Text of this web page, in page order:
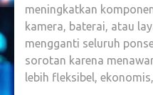
meningkatkan
kamera, baterai, atau
mengganti seluruh
sorotan karena
lebih fleksibel,